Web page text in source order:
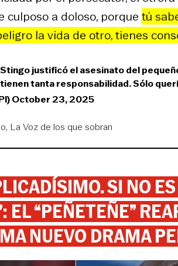
culposo a doloso, porquetú
la vida de otro, tienes
Stingo justificó el asesinato del
tanta responsabilidad. Sólo
October 23, 2025
La Voz de los que sobran
SI NO
EL “PEÑETEÑE”
NUEVO DRAMA